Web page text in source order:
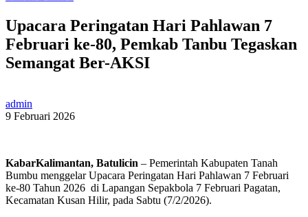
Upacara Peringatan Hari Pahlawan 7
Februari ke-80, Pemkab Tanbu Tegaskan
Semangat Ber-AKSI
admin
9 Februari 2026
KabarKalimantan, Batulicin – Pemerintah Kabupaten Tanah
Bumbu menggelar Upacara Peringatan Hari Pahlawan 7 Februari
ke-80 Tahun 2026 di Lapangan Sepakbola 7 Februari Pagatan,
Kecamatan Kusan Hilir, pada Sabtu (7/2/2026).